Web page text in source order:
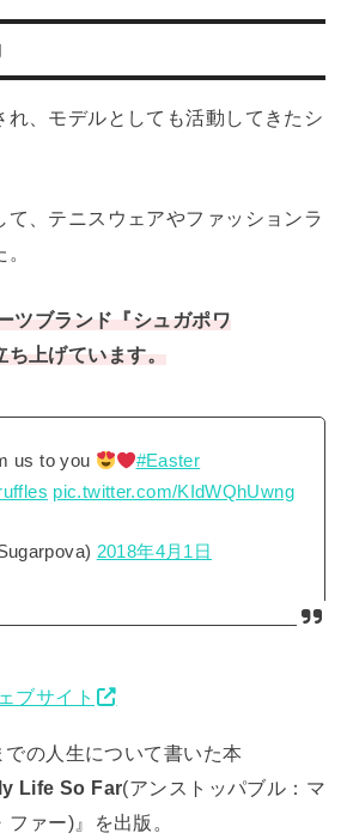
れ、モデルとしても活動してきたシ
て、テニスウェアやファッションラ
ツブランド『シュガポワ
上げています。
us to you
#Easter
pic.twitter.com/KIdWQhUwng
2018年4月1日
ブサイト
の人生について書いた本
Life So Far(アンストッパブル：マ
ァー)』を出版。